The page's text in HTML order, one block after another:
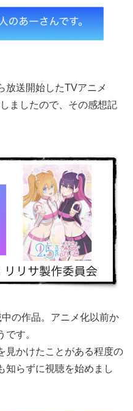
放送開始したTVアニメ
ましたので、その感想記
の作品。アニメ化以前か
す。
見かけたことがある程度の
知らずに視聴を始めまし